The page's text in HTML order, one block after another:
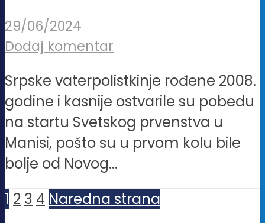
29/06/2024
Dodaj komentar
Srpske vaterpolistkinje rođene 2008.
godine i kasnije ostvarile su pobedu
na startu Svetskog prvenstva u
Manisi, pošto su u prvom kolu bile
bolje od Novog...
1 2 3 4 Naredna strana